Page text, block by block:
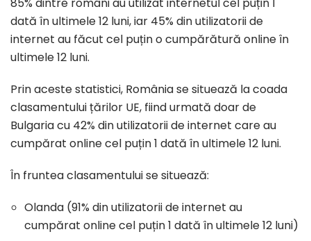
dată în ultimele 12 luni, iar 45% din utilizatorii de
internet au făcut cel puțin o cumpărătură online în
ultimele 12 luni.
Prin aceste statistici, România se situează la coada
clasamentului țărilor UE, fiind urmată doar de
Bulgaria cu 42% din utilizatorii de internet care au
cumpărat online cel puțin 1 dată în ultimele 12 luni.
În fruntea clasamentului se situează:
Olanda (91% din utilizatorii de internet au
cumpărat online cel puțin 1 dată în ultimele 12 luni)